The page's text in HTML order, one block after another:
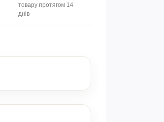
товару протягом 14
днів